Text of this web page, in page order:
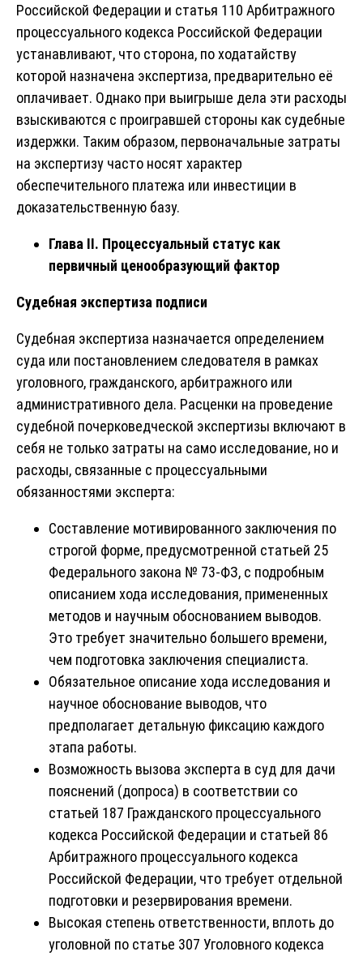
Российской Федерации и статья 110 Арбитражного
процессуального кодекса Российской Федерации
устанавливают, что сторона, по ходатайству
которой назначена экспертиза, предварительно её
оплачивает. Однако при выигрыше дела эти расходы
взыскиваются с проигравшей стороны как судебные
издержки. Таким образом, первоначальные затраты
на экспертизу часто носят характер
обеспечительного платежа или инвестиции в
доказательственную базу.
Глава II. Процессуальный статус как
первичный ценообразующий фактор
Судебная экспертиза подписи
Судебная экспертиза назначается определением
суда или постановлением следователя в рамках
уголовного, гражданского, арбитражного или
административного дела. Расценки на проведение
судебной почерковедческой экспертизы включают в
себя не только затраты на само исследование, но и
расходы, связанные с процессуальными
обязанностями эксперта:
Составление мотивированного заключения по
строгой форме, предусмотренной статьей 25
Федерального закона № 73-ФЗ, с подробным
описанием хода исследования, примененных
методов и научным обоснованием выводов.
Это требует значительно большего времени,
чем подготовка заключения специалиста.
Обязательное описание хода исследования и
научное обоснование выводов, что
предполагает детальную фиксацию каждого
этапа работы.
Возможность вызова эксперта в суд для дачи
пояснений (допроса) в соответствии со
статьей 187 Гражданского процессуального
кодекса Российской Федерации и статьей 86
Арбитражного процессуального кодекса
Российской Федерации, что требует отдельной
подготовки и резервирования времени.
Высокая степень ответственности, вплоть до
уголовной по статье 307 Уголовного кодекса